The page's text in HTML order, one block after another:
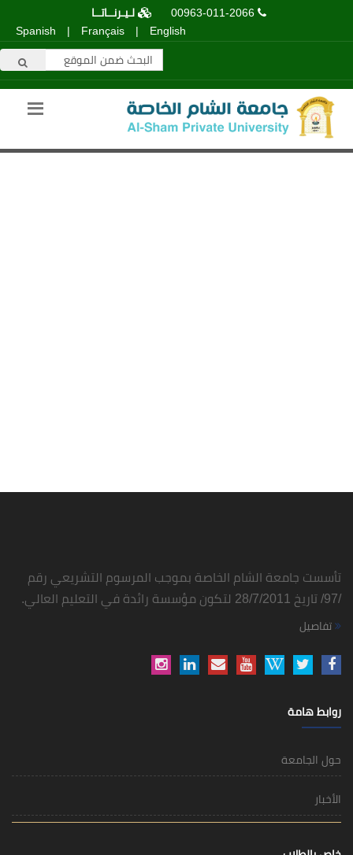
00963-011-2066
لـيـرنــاتــا
English
|
Français
|
Spanish
تأسست جامعة الشام الخاصة بموجب المرسوم التشريعي رقم
/97/ تاريخ 28/7/2011 لتكون مؤسسة رائدة في التعليم العالي.
تفاصيل
روابط هامة
حول الجامعة
الأخبار